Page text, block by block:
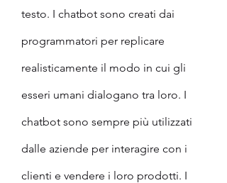
testo. I chatbot sono creati dai
programmatori per replicare
realisticamente il modo in cui gli
esseri umani dialogano tra loro. I
chatbot sono sempre più utilizzati
dalle aziende per interagire con i
clienti e vendere i loro prodotti. I